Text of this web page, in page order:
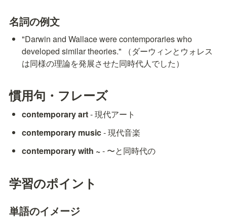
名詞の例文
"Darwin and Wallace were contemporaries who
developed similar theories." （ダーウィンとウォレス
は同様の理論を発展させた同時代人でした）
慣用句・フレーズ
contemporary art - 現代アート
contemporary music - 現代音楽
contemporary with ~ - 〜と同時代の
学習のポイント
単語のイメージ